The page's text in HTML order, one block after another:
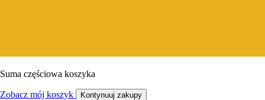
Suma częściowa koszyka
Zobacz mój koszyk Kontynuuj zakupy